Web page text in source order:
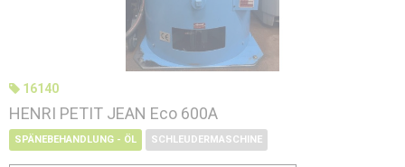
16140
HENRI PETIT JEAN Eco 600A
SPÄNEBEHANDLUNG - ÖL SCHLEUDERMASCHINE